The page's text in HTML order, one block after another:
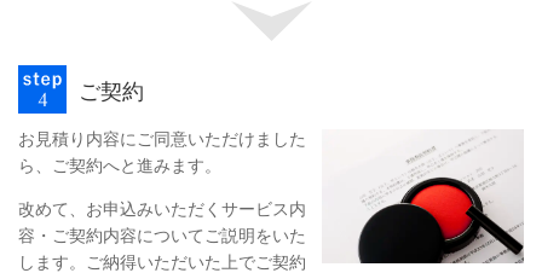
ご契約
お見積り内容にご同意いただけました
ら、ご契約へと進みます。
改めて、お申込みいただくサービス内
容・ご契約内容についてご説明をいた
します。ご納得いただいた上でご契約